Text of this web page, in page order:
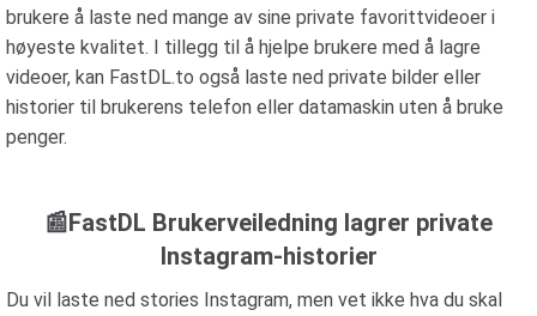
brukere å laste ned mange av sine private favorittvideoer i
høyeste kvalitet. I tillegg til å hjelpe brukere med å lagre
videoer, kan FastDL.to også laste ned private bilder eller
historier til brukerens telefon eller datamaskin uten å bruke
penger.
📰FastDL Brukerveiledning lagrer private
Instagram-historier
Du vil laste ned stories Instagram, men vet ikke hva du skal